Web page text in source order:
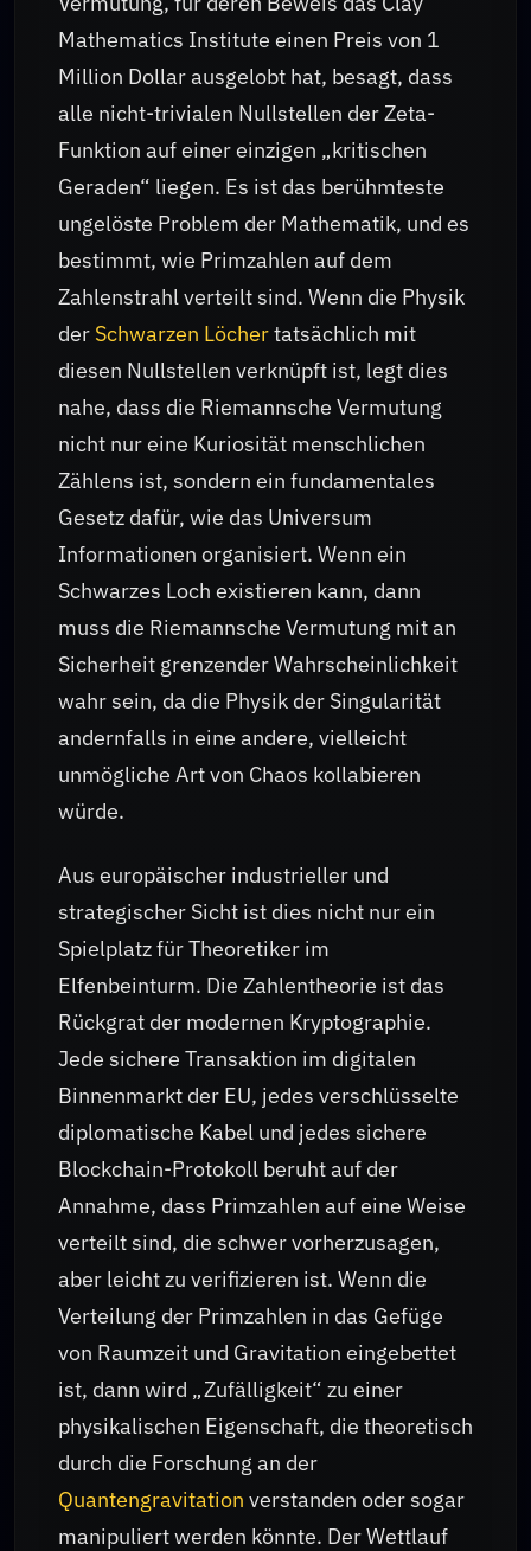
Mathematics Institute einen Preis von 1
Million Dollar ausgelobt hat, besagt, dass
alle nicht-trivialen Nullstellen der Zeta-
Funktion auf einer einzigen „kritischen
Geraden“ liegen. Es ist das berühmteste
ungelöste Problem der Mathematik, und es
bestimmt, wie Primzahlen auf dem
Zahlenstrahl verteilt sind. Wenn die Physik
der Schwarzen Löchertatsächlich mit
diesen Nullstellen verknüpft ist, legt dies
nahe, dass die Riemannsche Vermutung
nicht nur eine Kuriosität menschlichen
Zählens ist, sondern ein fundamentales
Gesetz dafür, wie das Universum
Informationen organisiert. Wenn ein
Schwarzes Loch existieren kann, dann
muss die Riemannsche Vermutung mit an
Sicherheit grenzender Wahrscheinlichkeit
wahr sein, da die Physik der Singularität
andernfalls in eine andere, vielleicht
unmögliche Art von Chaos kollabieren
würde.
Aus europäischer industrieller und
strategischer Sicht ist dies nicht nur ein
Spielplatz für Theoretiker im
Elfenbeinturm. Die Zahlentheorie ist das
Rückgrat der modernen Kryptographie.
Jede sichere Transaktion im digitalen
Binnenmarkt der EU, jedes verschlüsselte
diplomatische Kabel und jedes sichere
Blockchain-Protokoll beruht auf der
Annahme, dass Primzahlen auf eine Weise
verteilt sind, die schwer vorherzusagen,
aber leicht zu verifizieren ist. Wenn die
Verteilung der Primzahlen in das Gefüge
von Raumzeit und Gravitation eingebettet
ist, dann wird „Zufälligkeit“ zu einer
physikalischen Eigenschaft, die theoretisch
durch die Forschung an der
Quantengravitation verstanden oder sogar
manipuliert werden könnte. Der Wettlauf